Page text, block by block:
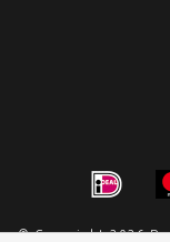
© Copyright 2026